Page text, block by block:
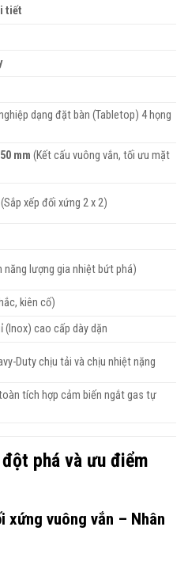
tiết
dạng đặt bàn (Tabletop) 4 họng
mm (Kết cấu vuông vắn, tối ưu mặt
(Sắp xếp đối xứng 2 x 2)
năng lượng gia nhiệt bứt phá)
kiên cố)
(Inox) cao cấp dày dặn
Duty chịu tải và chịu nhiệt nặng
tích hợp cảm biến ngắt gas tự
phá và ưu điểm
xứng vuông vắn – Nhân